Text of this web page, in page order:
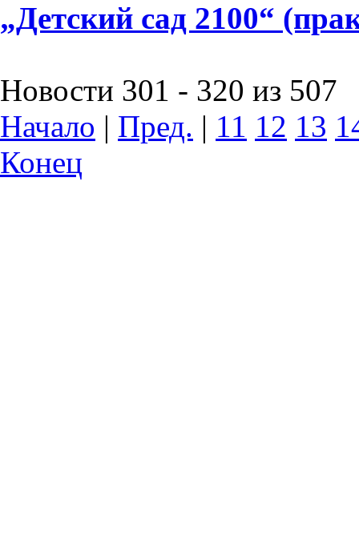
„Детский сад 2100“
Новости 301 - 320 из 507
Начало | Пред. | 11 12 13
Конец